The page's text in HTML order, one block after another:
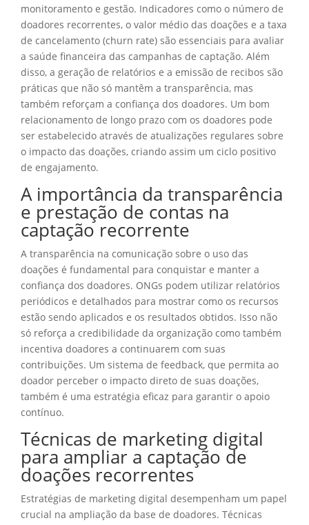
monitoramento e gestão. Indicadores como o número de
doadores recorrentes, o valor médio das doações e a taxa
de cancelamento (churn rate) são essenciais para avaliar
a saúde financeira das campanhas de captação. Além
disso, a geração de relatórios e a emissão de recibos são
práticas que não só mantêm a transparência, mas
também reforçam a confiança dos doadores. Um bom
relacionamento de longo prazo com os doadores pode
ser estabelecido através de atualizações regulares sobre
o impacto das doações, criando assim um ciclo positivo
de engajamento.
A importância da transparência
e prestação de contas na
captação recorrente
A transparência na comunicação sobre o uso das
doações é fundamental para conquistar e manter a
confiança dos doadores. ONGs podem utilizar relatórios
periódicos e detalhados para mostrar como os recursos
estão sendo aplicados e os resultados obtidos. Isso não
só reforça a credibilidade da organização como também
incentiva doadores a continuarem com suas
contribuições. Um sistema de feedback, que permita ao
doador perceber o impacto direto de suas doações,
também é uma estratégia eficaz para garantir o apoio
contínuo.
Técnicas de marketing digital
para ampliar a captação de
doações recorrentes
Estratégias de marketing digital desempenham um papel
crucial na ampliação da base de doadores. Técnicas